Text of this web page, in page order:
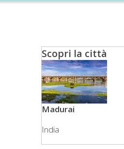
Scopri la città
Madurai
India